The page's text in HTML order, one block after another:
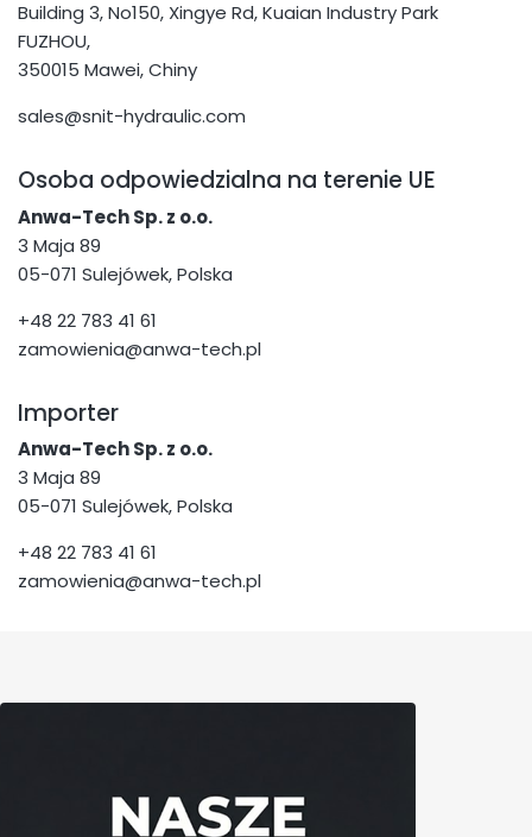
Building 3, No150, Xingye Rd, Kuaian Industry Park
FUZHOU,
350015 Mawei, Chiny
sales@snit-hydraulic.com
Osoba odpowiedzialna na terenie UE
Anwa-Tech Sp. z o.o.
3 Maja 89
05-071 Sulejówek, Polska
+48 22 783 41 61
zamowienia@anwa-tech.pl
Importer
Anwa-Tech Sp. z o.o.
3 Maja 89
05-071 Sulejówek, Polska
+48 22 783 41 61
zamowienia@anwa-tech.pl